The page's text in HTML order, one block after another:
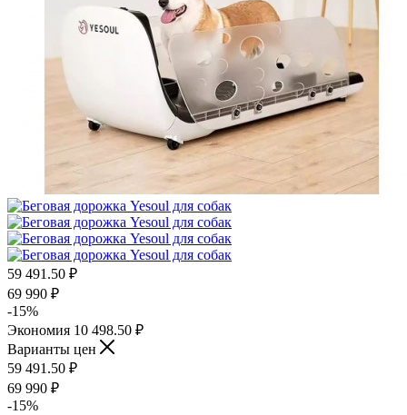
59 491.50 ₽
69 990 ₽
-15%
Экономия 10 498.50 ₽
Варианты цен
59 491.50 ₽
69 990 ₽
-15%